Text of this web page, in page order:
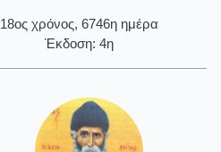
18ος χρόνος, 6746η ημέρα
Έκδοση: 4η